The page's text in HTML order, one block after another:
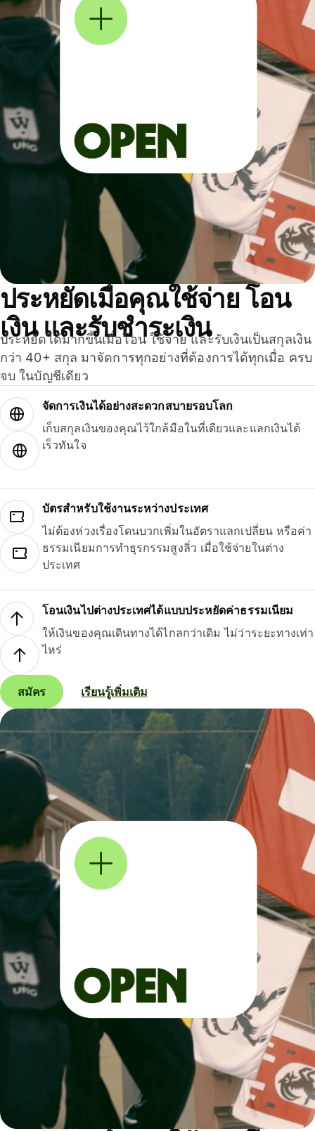
ประหยัดเมื่อคุณใช้จ่าย โอน
เงิน และรับชำระเงิน
ประหยัดได้มากขึ้นเมื่อโอน ใช้จ่าย และรับเงินเป็นสกุลเงิน
กว่า 40+ สกุล มาจัดการทุกอย่างที่ต้องการได้ทุกเมื่อ ครบ
จบ ในบัญชีเดียว
จัดการเงินได้อย่างสะดวกสบายรอบโลก
เก็บสกุลเงินของคุณไว้ใกล้มือในที่เดียวและแลกเงินได้
เร็วทันใจ
บัตรสำหรับใช้งานระหว่างประเทศ
ไม่ต้องห่วงเรื่องโดนบวกเพิ่มในอัตราแลกเปลี่ยน หรือค่า
ธรรมเนียมการทำธุรกรรมสูงลิ่ว เมื่อใช้จ่ายในต่าง
ประเทศ
โอนเงินไปต่างประเทศได้แบบประหยัดค่าธรรมเนียม
ให้เงินของคุณเดินทางได้ไกลกว่าเดิม ไม่ว่าระยะทางเท่า
ไหร่
สมัคร เรียนรู้เพิ่มเติม